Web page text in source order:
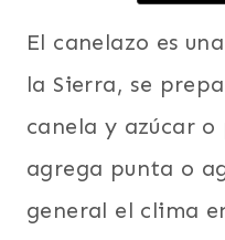
TRADICIONES
El canelazo es
la Sierra, se
canela y azúcar o
agrega punta o
general el clima